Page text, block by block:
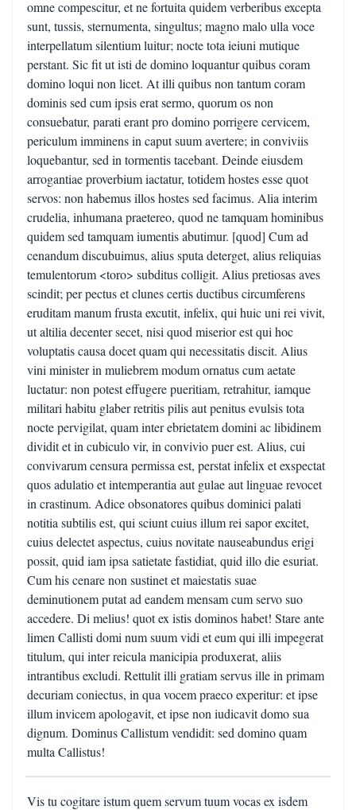
omne compescitur, et ne fortuita quidem verberibus excepta
sunt, tussis, sternumenta, singultus; magno malo ulla voce
interpellatum silentium luitur; nocte tota ieiuni mutique
perstant. Sic fit ut isti de domino loquantur quibus coram
domino loqui non licet. At illi quibus non tantum coram
dominis sed cum ipsis erat sermo, quorum os non
consuebatur, parati erant pro domino porrigere cervicem,
periculum imminens in caput suum avertere; in conviviis
loquebantur, sed in tormentis tacebant. Deinde eiusdem
arrogantiae proverbium iactatur, totidem hostes esse quot
servos: non habemus illos hostes sed facimus. Alia interim
crudelia, inhumana praetereo, quod ne tamquam hominibus
quidem sed tamquam iumentis abutimur. [quod] Cum ad
cenandum discubuimus, alius sputa deterget, alius reliquias
temulentorum <toro> subditus colligit. Alius pretiosas aves
scindit; per pectus et clunes certis ductibus circumferens
eruditam manum frusta excutit, infelix, qui huic uni rei vivit,
ut altilia decenter secet, nisi quod miserior est qui hoc
voluptatis causa docet quam qui necessitatis discit. Alius
vini minister in muliebrem modum ornatus cum aetate
luctatur: non potest effugere pueritiam, retrahitur, iamque
militari habitu glaber retritis pilis aut penitus evulsis tota
nocte pervigilat, quam inter ebrietatem domini ac libidinem
dividit et in cubiculo vir, in convivio puer est. Alius, cui
convivarum censura permissa est, perstat infelix et exspectat
quos adulatio et intemperantia aut gulae aut linguae revocet
in crastinum. Adice obsonatores quibus dominici palati
notitia subtilis est, qui sciunt cuius illum rei sapor excitet,
cuius delectet aspectus, cuius novitate nauseabundus erigi
possit, quid iam ipsa satietate fastidiat, quid illo die esuriat.
Cum his cenare non sustinet et maiestatis suae
deminutionem putat ad eandem mensam cum servo suo
accedere. Di melius! quot ex istis dominos habet! Stare ante
limen Callisti domi num suum vidi et eum qui illi impegerat
titulum, qui inter reicula manicipia produxerat, aliis
intrantibus excludi. Rettulit illi gratiam servus ille in primam
decuriam coniectus, in qua vocem praeco experitur: et ipse
illum invicem apologavit, et ipse non iudicavit domo sua
dignum. Dominus Callistum vendidit: sed domino quam
multa Callistus!
Vis tu cogitare istum quem servum tuum vocas ex isdem